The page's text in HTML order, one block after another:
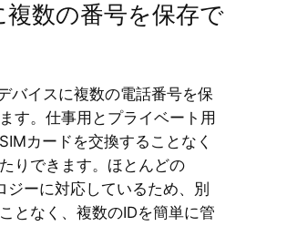
複数の番号を保存で
バイスに複数の電話番号を保
す。仕事用とプライベート用
カードを交換することなく
りできます。ほとんどの
ジーに対応しているため、別
となく、複数のIDを簡単に管